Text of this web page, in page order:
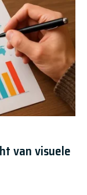
van visuele